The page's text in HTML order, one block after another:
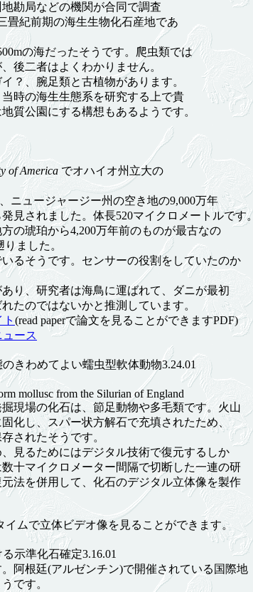
勘局などの機関が合同で調査
畳紀前期の海生生物化石産地であ
の海だったそうです。爬虫類では
後二者はよくわかりません。
？、腕足類と古植物があります。
時の海生生態系を研究する上で貴
質公園にする構想もあるようです。
of America でオハイオ州立大の
ニュージャージー州の空き地の9,000万年
見されました。体長520マイクロメートルです。
の琥珀から4,200万年前のものが最古なの
ました。
るそうです。センサーの役割をしていたのか
り、研究者は海鳥に運ばれて、ダニが最初
たのではないかと推測しています。
(read paperで論文を見ることができますPDF)
ース
きわめてよい蠕虫型軟体動物3.24.01
mollusc from the Silurian of England
場の化石は、節足動物や多毛類です。火山
化し、スパー状方解石で充填されたため、
されたそうです。
見るためにはデジタル技術で復元するしか
十マイクロメーター間隔で切断した一連の研
法を併用して、化石のデジタル立体像を製作
イムで立体ビデオ像を見ることができます。
示準化石確定3.16.01
根廷(アルゼンチン)で開催されている国際地
です。